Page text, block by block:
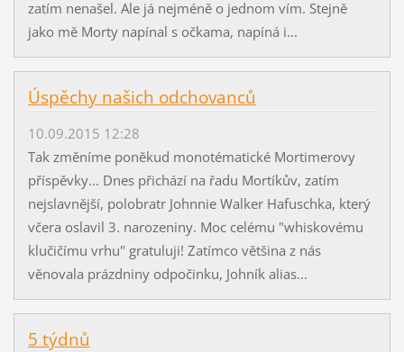
zatím nenašel. Ale já nejméně o jednom vím. Stejně
jako mě Morty napínal s očkama, napíná i...
Úspěchy našich odchovanců
10.09.2015 12:28
Tak změníme poněkud monotématické Mortimerovy
příspěvky... Dnes přichází na řadu Mortíkův, zatím
nejslavnější, polobratr Johnnie Walker Hafuschka, který
včera oslavil 3. narozeniny. Moc celému "whiskovému
klučičímu vrhu" gratuluji! Zatímco většina z nás
věnovala prázdniny odpočinku, Johník alias...
5 týdnů